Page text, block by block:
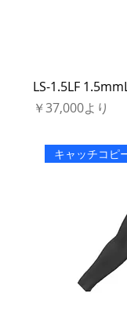
LS-1.5LF
￥37,000より
セール価格
キャッチコピ